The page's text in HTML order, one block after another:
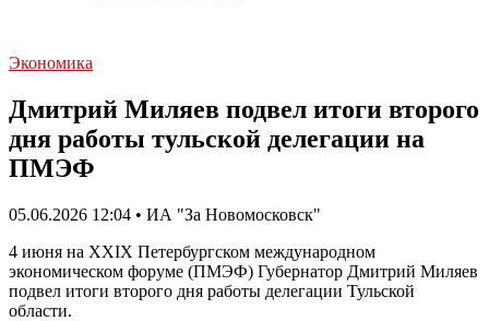
Экономика
Дмитрий Миляев подвел итоги второго
дня работы тульской делегации на
ПМЭФ
05.06.2026 12:04 • ИА "За Новомосковск"
4 июня на XXIX Петербургском международном
экономическом форуме (ПМЭФ) Губернатор Дмитрий Миляев
подвел итоги второго дня работы делегации Тульской
области.